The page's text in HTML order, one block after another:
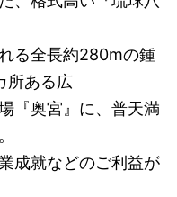
る全長約280mの鍾
所ある広
『奥宮』に、普天満
成就などのご利益が